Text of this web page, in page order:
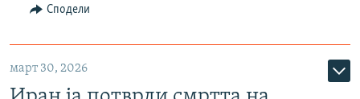
Сподели
март 30, 2026